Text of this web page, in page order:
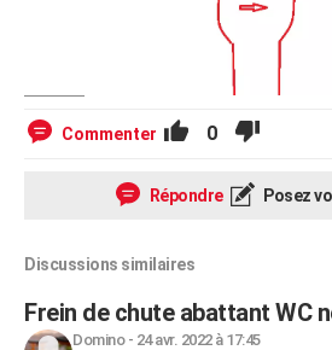
Commenter 0
Répondre Posez
Discussions similaires
Frein de chute abattant WC
Domino- 24 avr. 2022 à 17:45